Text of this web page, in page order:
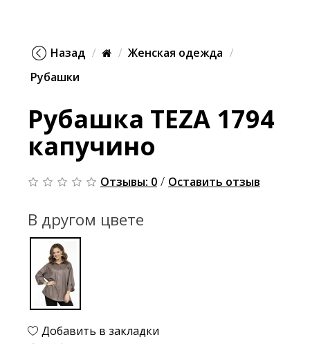
Назад
Женская одежда
Рубашки
Рубашка TEZA 1794
капучино
Отзывы: 0 / Оставить отзыв
В другом цвете
Добавить в закладки